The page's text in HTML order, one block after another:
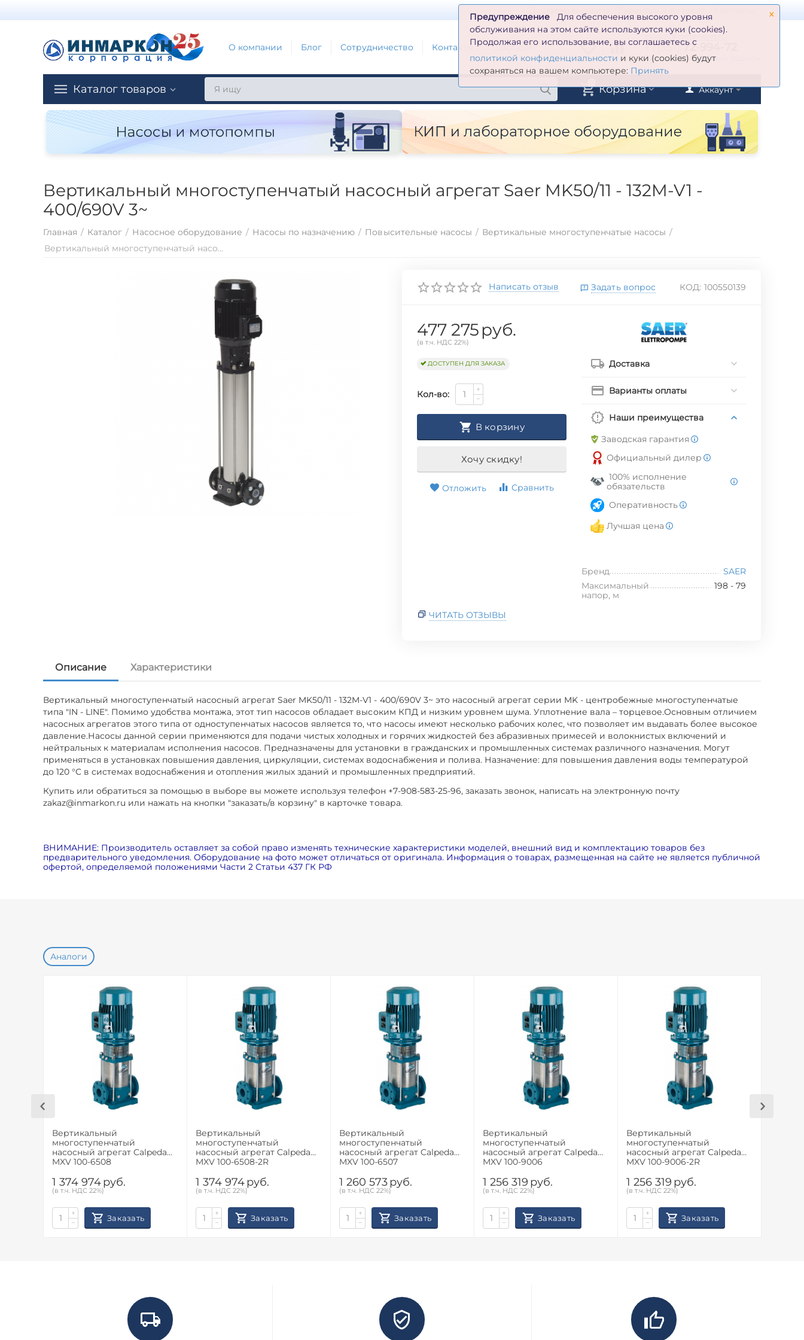
×
Предупреждение
Для обеспечения высокого уровня
обслуживания на этом сайте используются куки (cookies).
Продолжая его использование, вы соглашаетесь с
политикой конфиденциальности и куки (cookies) будут
сохраняться на вашем компьютере: Принять
О компании Блог Сотрудничество Контакты Глоссарий
zakaz@inmarkon.ru
+7(351)72-994-72
Заказать обратный звонок
Каталог товаров Аккаунт
Корзина
Вертикальный многоступенчатый насосный агрегат Saer MK50/11 - 132M-V1 -
400/690V 3~
Главная / Каталог / Насосное оборудование / Насосы по назначению / Повысительные насосы / Вертикальные многоступенчатые насосы /
Вертикальный многоступенчатый насосный агрегат Saer MK50/11 - 132M-V1 - 400/690V 3~
Написать отзыв Задать вопрос КОД: 100550139
477 275руб.
(в т.ч. НДС 22%)
ДОСТУПЕН ДЛЯ ЗАКАЗА
Кол-во:
+
−
В корзину
Хочу скидку!
Отложить Сравнить
Доставка
Варианты оплаты
Наши преимущества
Заводская гарантия
Официальный дилер
100% исполнение
обязательств
Оперативность
Лучшая цена
Бренд
SAER
Максимальный
напор, м
198 - 79
ЧИТАТЬ ОТЗЫВЫ
Описание Характеристики
Вертикальный многоступенчатый насосный агрегат Saer MK50/11 - 132M-V1 - 400/690V 3~ это насосный агрегат серии MK - центробежные многоступенчатые
типа "IN - LINE". Помимо удобства монтажа, этот тип насосов обладает высоким КПД и низким уровнем шума. Уплотнение вала – торцевое.Основным отличием
насосных агрегатов этого типа от одноступенчатых насосов является то, что насосы имеют несколько рабочих колес, что позволяет им выдавать более высокое
давление.Насосы данной серии применяются для подачи чистых холодных и горячих жидкостей без абразивных примесей и волокнистых включений и
нейтральных к материалам исполнения насосов. Предназначены для установки в гражданских и промышленных системах различного назначения. Могут
применяться в установках повышения давления, циркуляции, системах водоснабжения и полива. Назначение: для повышения давления воды температурой
до 120 °С в системах водоснабжения и отопления жилых зданий и промышленных предприятий.
Купить или обратиться за помощью в выборе вы можете используя телефон +7-908-583-25-96, заказать звонок, написать на электронную почту
zakaz@inmarkon.ru или нажать на кнопки "заказать/в корзину" в карточке товара.
ВНИМАНИЕ: Производитель оставляет за собой право изменять технические характеристики моделей, внешний вид и комплектацию товаров без
предварительного уведомления. Оборудование на фото может отличаться от оригинала. Информация о товарах, размещенная на сайте не является публичной
офертой, определяемой положениями Части 2 Статьи 437 ГК РФ
Аналоги
Вертикальный
многоступенчатый
насосный агрегат Calpeda
MXV 100-6508
1 374 974руб.
(в т.ч. НДС 22%)
+
−
Заказать
Вертикальный
многоступенчатый
насосный агрегат Calpeda
MXV 100-6508-2R
1 374 974руб.
(в т.ч. НДС 22%)
+
−
Заказать
Вертикальный
многоступенчатый
насосный агрегат Calpeda
MXV 100-6507
1 260 573руб.
(в т.ч. НДС 22%)
+
−
Заказать
Вертикальный
многоступенчатый
насосный агрегат Calpeda
MXV 100-9006
1 256 319 руб.
(в т.ч. НДС 22%)
+
−
Заказать
Вертикальный
многоступенчатый
насосный агрегат Calpeda
MXV 100-9006-2R
1 256 319 руб.
(в т.ч. НДС 22%)
+
−
Заказать